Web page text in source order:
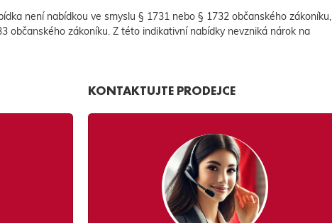
není nabídkou ve smyslu § 1731 nebo § 1732 občanského zákoníku,
občanského zákoníku. Z této indikativní nabídky nevzniká nárok na
KONTAKTUJTE PRODEJCE